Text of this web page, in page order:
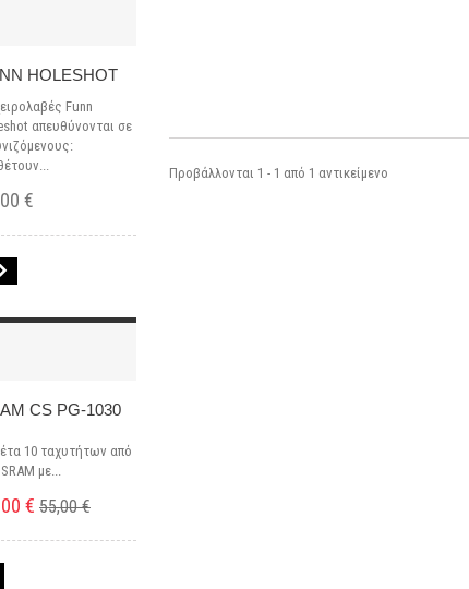
HOLESHOT
Funn
απευθύνονται σε
€
CS PG-1030
10 ταχυτήτων από
με...
€ 55,00 €
Προβάλλονται 1 - 1 από 1 αντικείμενο